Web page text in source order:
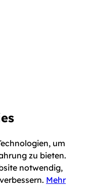
um
zu bieten.
notwendig,
Mehr